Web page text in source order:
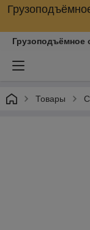
Грузоподъёмное
Товары